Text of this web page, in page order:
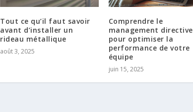
Tout ce qu’il faut savoir
avant d’installer un
rideau métallique
août 3, 2025
Comprendre le
management directive
pour optimiser la
performance de votre
équipe
juin 15, 2025